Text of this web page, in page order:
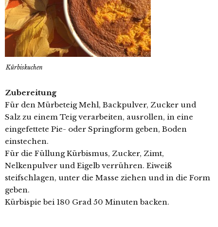
Kürbiskuchen
Zubereitung
Für den Mürbeteig Mehl, Backpulver, Zucker und
Salz zu einem Teig verarbeiten, ausrollen, in eine
eingefettete Pie- oder Springform geben, Boden
einstechen.
Für die Füllung Kürbismus, Zucker, Zimt,
Nelkenpulver und Eigelb verrühren. Eiweiß
steifschlagen, unter die Masse ziehen und in die Form
geben.
Kürbispie bei 180 Grad 50 Minuten backen.